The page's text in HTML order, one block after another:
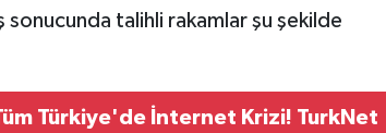
sonucunda talihli rakamlar şu şekilde
Türkiye'de İnternet Krizi! TurkNet